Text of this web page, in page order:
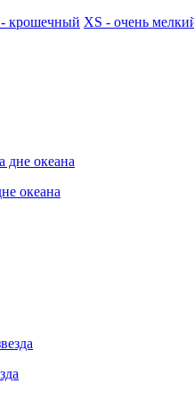
крошечный XS - очень
океана